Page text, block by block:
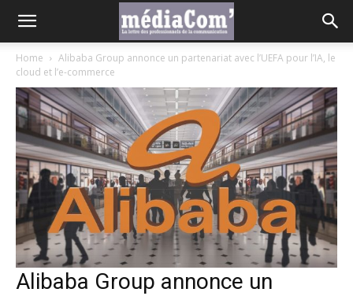
Home
Alibaba Group annonce un partenariat avec l’UEFA pour l’IA, le
cloud et l’e-commerce
Alibaba Group annonce un